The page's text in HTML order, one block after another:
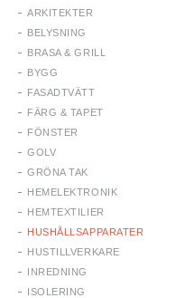
ARKITEKTER
BELYSNING
BRASA & GRILL
BYGG
FASADTVÄTT
FÄRG & TAPET
FÖNSTER
GOLV
GRÖNA TAK
HEMELEKTRONIK
HEMTEXTILIER
HUSHÅLLSAPPARATER
HUSTILLVERKARE
INREDNING
ISOLERING